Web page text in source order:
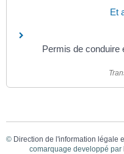
Et
Permis de conduire
© Direction de l'information légale
comarquage developpé par